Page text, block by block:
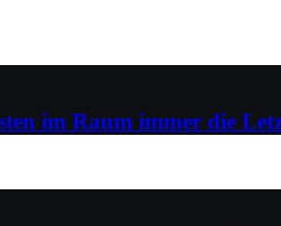
im Raum immer die